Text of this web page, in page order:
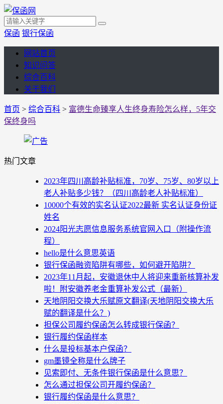
保函 银行保函
网站首页
知识问答
综合百科
关于我们
首页 > 综合百科 > 富德生命臻享人生终身寿险怎么样，5年交
保终身吗
热门文章
2023年四川高龄补贴标准，70岁、75岁、80岁以上
老人补贴多少钱？（四川高龄老人补贴标准）
10000个有效的实名认证2022最新 实名认证身份证
姓名
2024阳光志愿信息服务系统官网入口（附操作流
程）
hello是什么意思英语
银行保函融资陷阱有哪些，如何避开陷阱？
2023年11月起，安徽退休中人将迎来重新核算补发
啦！附安徽养老金重算补发公式（最新）
天地阴阳交换大乐赋原文翻译(天地阴阳交换大乐
赋的翻译是什么？)
担保公司履约保函怎么转成银行保函？
银行履约保函样本
什么是投标基本户保函？
gm墨镜全称是什么牌子
见索即付、无条件银行保函是什么意思？
怎么通过担保公司开履约保函？
银行履约保函是什么意思？